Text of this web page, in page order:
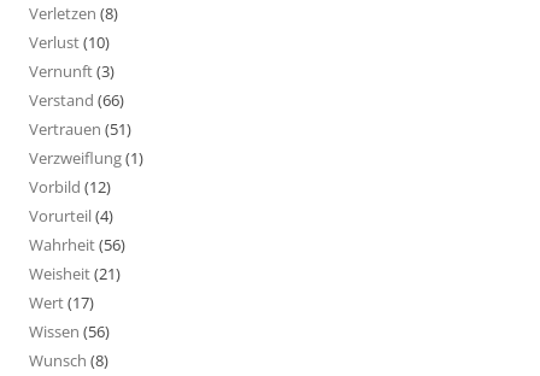
Verletzen (8)
Verlust(10)
Vernunft(3)
Verstand (66)
Vertrauen (51)
Verzweiflung(1)
Vorbild (12)
Vorurteil(4)
Wahrheit(56)
Weisheit(21)
Wert(17)
Wissen (56)
Wunsch (8)